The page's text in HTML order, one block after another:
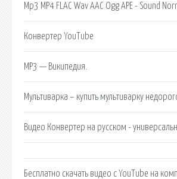
Mp3 MP4 FLAC Wav AAC Ogg APE - Sound
Конвертер YouTube
MP3 — Википедия.
Мультиварка – купить мультиварку
Видео Конвертер на русском -
Бесплатно скачать видео с YouTube на